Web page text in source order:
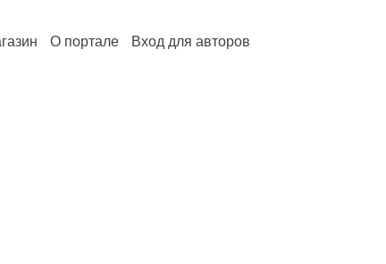
О портале Вход для авторов